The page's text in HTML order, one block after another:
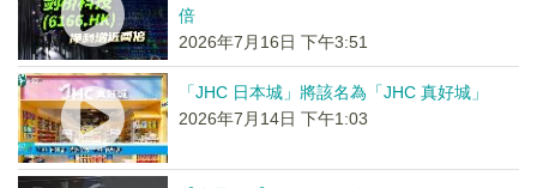
倍
2026年7月16日 下午3:51
「JHC 日本城」將該名為「JHC 真好城」
2026年7月14日 下午1:03